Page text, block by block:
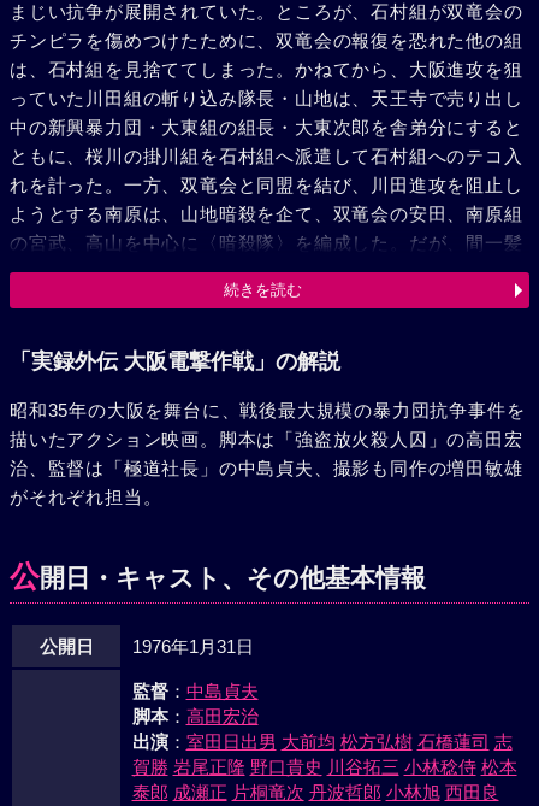
まじい抗争が展開されていた。ところが、石村組が双竜会の
チンピラを傷めつけたために、双竜会の報復を恐れた他の組
は、石村組を見捨ててしまった。かねてから、大阪進攻を狙
っていた川田組の斬り込み隊長・山地は、天王寺で売り出し
中の新興暴力団・大東組の組長・大東次郎を舎弟分にすると
ともに、桜川の掛川組を石村組へ派遣して石村組へのテコ入
れを計った。一方、双竜会と同盟を結び、川田進攻を阻止し
ようとする南原は、山地暗殺を企て、双竜会の安田、南原組
の宮武、高山を中心に〈暗殺隊〉を編成した。だが、間一髪
のところで暗殺は失敗、逆に南原は、大東組の金崎に脅さ
れ、双竜会との縁切り、山地への全面協力を約束してしまっ
を出るように命じるが、金を投げ返した高山は、いずこへと
長の趙は、安田に暗殺隊の解散を命令した。だが、山地暗殺
に執念を燃やす安田は、同じ志の高山を探した。そして、場
末のバーで狂ったように酒を浴びている高山を見つけた。安
田に誘われ、とあるクラブに行った高山は、その店で歌う小
一瞬、困惑の表情を見せた安田だが、高山の言う通りに、淑
子を与えた。以来、高山は彼女との情事に溺れていったが、
原の経営するクラブで気勢をあげていた安田が、三代目川田
組々長にからみ、三代目の舎弟分の友田組々長に重傷を負わ
せる事件が起った。この事を知った高山は、逮捕された安田
をつけ狙っている友田組の裏をかき、安田を無事に警察署か
ら連れ出した。この事件で狼狽した趙は南原に相談し、大東
を通じて山地に謝罪し、安田を差し出す事を約束した。そし
続きを読む
「実録外伝 大阪電撃作戦」の解説
昭和35年の大阪を舞台に、戦後最大規模の暴力団抗争事件を
描いたアクション映画。脚本は「強盗放火殺人囚」の高田宏
治、監督は「極道社長」の中島貞夫、撮影も同作の増田敏雄
がそれぞれ担当。
公開日・キャスト、その他基本情報
公開日 1976年1月31日
監督： 中島貞夫
脚本： 高田宏治
出演： 室田日出男 大前均 松方弘樹 石橋蓮司 志
賀勝 岩尾正隆 野口貴史 川谷拓三 小林稔侍 松本
泰郎 成瀬正 片桐竜次 丹波哲郎 小林旭 西田良